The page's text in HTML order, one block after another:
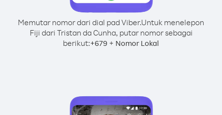
Memutar nomor dari dial pad Viber.Untuk menelepon
Fiji dari Tristan da Cunha, putar nomor sebagai
berikut:+679 + Nomor Lokal